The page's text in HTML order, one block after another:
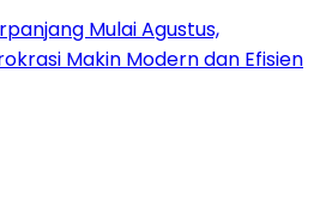
Mulai Agustus,
Makin Modern dan Efisien